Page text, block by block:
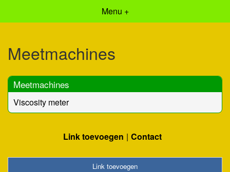
Menu +
Meetmachines
Meetmachines
Viscosity meter
Link toevoegen Contact
Link toevoegen